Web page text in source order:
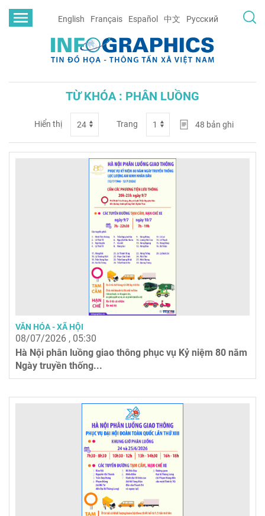
English Français Español 中文 Русский
TỪ KHÓA : PHÂN LUỒNG
Hiển thị Trang 48 bản ghi
VĂN HÓA - XÃ HỘI
08/07/2026 , 05:30
Hà Nội phân luồng giao thông phục vụ Kỷ niệm 80 năm
Ngày truyền thống...